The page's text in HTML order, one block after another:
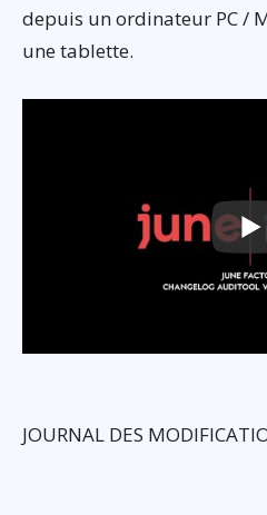
depuis un ordinateur PC /
une tablette.
JOURNAL DES